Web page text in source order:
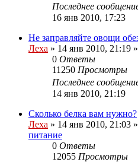
Последнее
16 янв 2010, 17:23
Не заправляйте овощи
Леха » 14 янв 2010, 21:19
0 Ответы
11250 Просмотры
Последнее
14 янв 2010, 21:19
Сколько белка вам нужно?
Леха » 14 янв 2010, 21:03
питание
0 Ответы
12055 Просмотры